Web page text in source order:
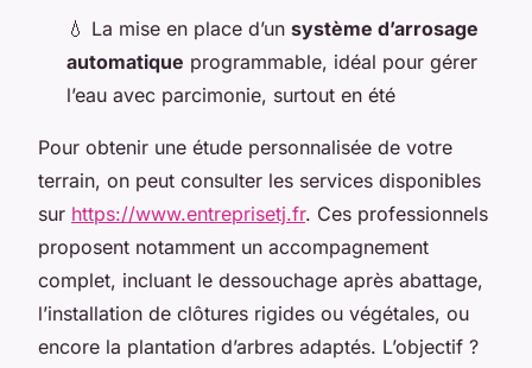
💧 La mise en place d’un système d’arrosage
automatique programmable, idéal pour gérer
l’eau avec parcimonie, surtout en été
Pour obtenir une étude personnalisée de votre
terrain, on peut consulter les services disponibles
sur https://www.entreprisetj.fr. Ces professionnels
proposent notamment un accompagnement
complet, incluant le dessouchage après abattage,
l’installation de clôtures rigides ou végétales, ou
encore la plantation d’arbres adaptés. L’objectif ?